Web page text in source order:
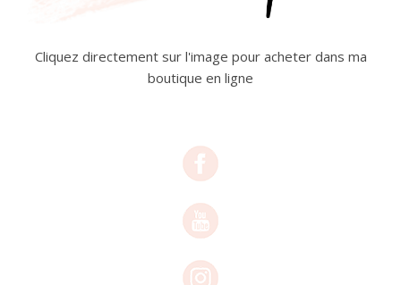
Cliquez directement sur l'image pour acheter dans ma
boutique en ligne